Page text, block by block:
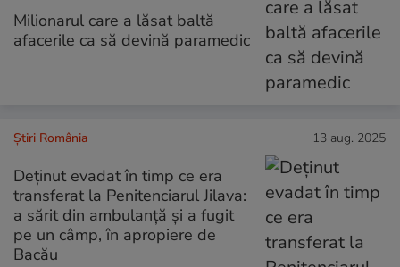
Milionarul care a lăsat baltă
afacerile ca să devină paramedic
Știri România 13 aug. 2025
Deținut evadat în timp ce era
transferat la Penitenciarul Jilava:
a sărit din ambulanță și a fugit
pe un câmp, în apropiere de
Bacău